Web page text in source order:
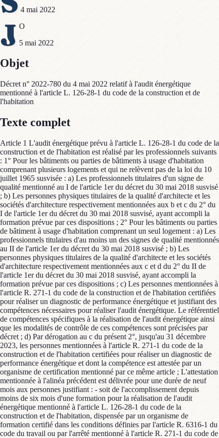
4 mai 2022
J O
5 mai 2022
Objet
Décret n° 2022-780 du 4 mai 2022 relatif à l'audit énergétique
mentionné à l'article L. 126-28-1 du code de la construction et de
l'habitation
Texte complet
Article 1 L'audit énergétique prévu à l'article L. 126-28-1 du code de la
construction et de l'habitation est réalisé par les professionnels suivants
: 1° Pour les bâtiments ou parties de bâtiments à usage d'habitation
comprenant plusieurs logements et qui ne relèvent pas de la loi du 10
juillet 1965 susvisée : a) Les professionnels titulaires d'un signe de
qualité mentionné au I de l'article 1er du décret du 30 mai 2018 susvisé
; b) Les personnes physiques titulaires de la qualité d'architecte et les
sociétés d'architecture respectivement mentionnées aux b et c du 2° du
I de l'article 1er du décret du 30 mai 2018 susvisé, ayant accompli la
formation prévue par ces dispositions ; 2° Pour les bâtiments ou parties
de bâtiment à usage d'habitation comprenant un seul logement : a) Les
professionnels titulaires d'au moins un des signes de qualité mentionnés
au II de l'article 1er du décret du 30 mai 2018 susvisé ; b) Les
personnes physiques titulaires de la qualité d'architecte et les sociétés
d'architecture respectivement mentionnées aux c et d du 2° du II de
l'article 1er du décret du 30 mai 2018 susvisé, ayant accompli la
formation prévue par ces dispositions ; c) Les personnes mentionnées à
l'article R. 271-1 du code de la construction et de l'habitation certifiées
pour réaliser un diagnostic de performance énergétique et justifiant des
compétences nécessaires pour réaliser l'audit énergétique. Le référentiel
de compétences spécifiques à la réalisation de l'audit énergétique ainsi
que les modalités de contrôle de ces compétences sont précisées par
décret ; d) Par dérogation au c du présent 2°, jusqu'au 31 décembre
2023, les personnes mentionnées à l'article R. 271-1 du code de la
construction et de l'habitation certifiées pour réaliser un diagnostic de
performance énergétique et dont la compétence est attestée par un
organisme de certification mentionné par ce même article ; L'attestation
mentionnée à l'alinéa précédent est délivrée pour une durée de neuf
mois aux personnes justifiant : - soit de l'accomplissement depuis
moins de six mois d'une formation pour la réalisation de l'audit
énergétique mentionné à l'article L. 126-28-1 du code de la
construction et de l'habitation, dispensée par un organisme de
formation certifié dans les conditions définies par l'article R. 6316-1 du
code du travail ou par l'arrêté mentionné à l'article R. 271-1 du code de